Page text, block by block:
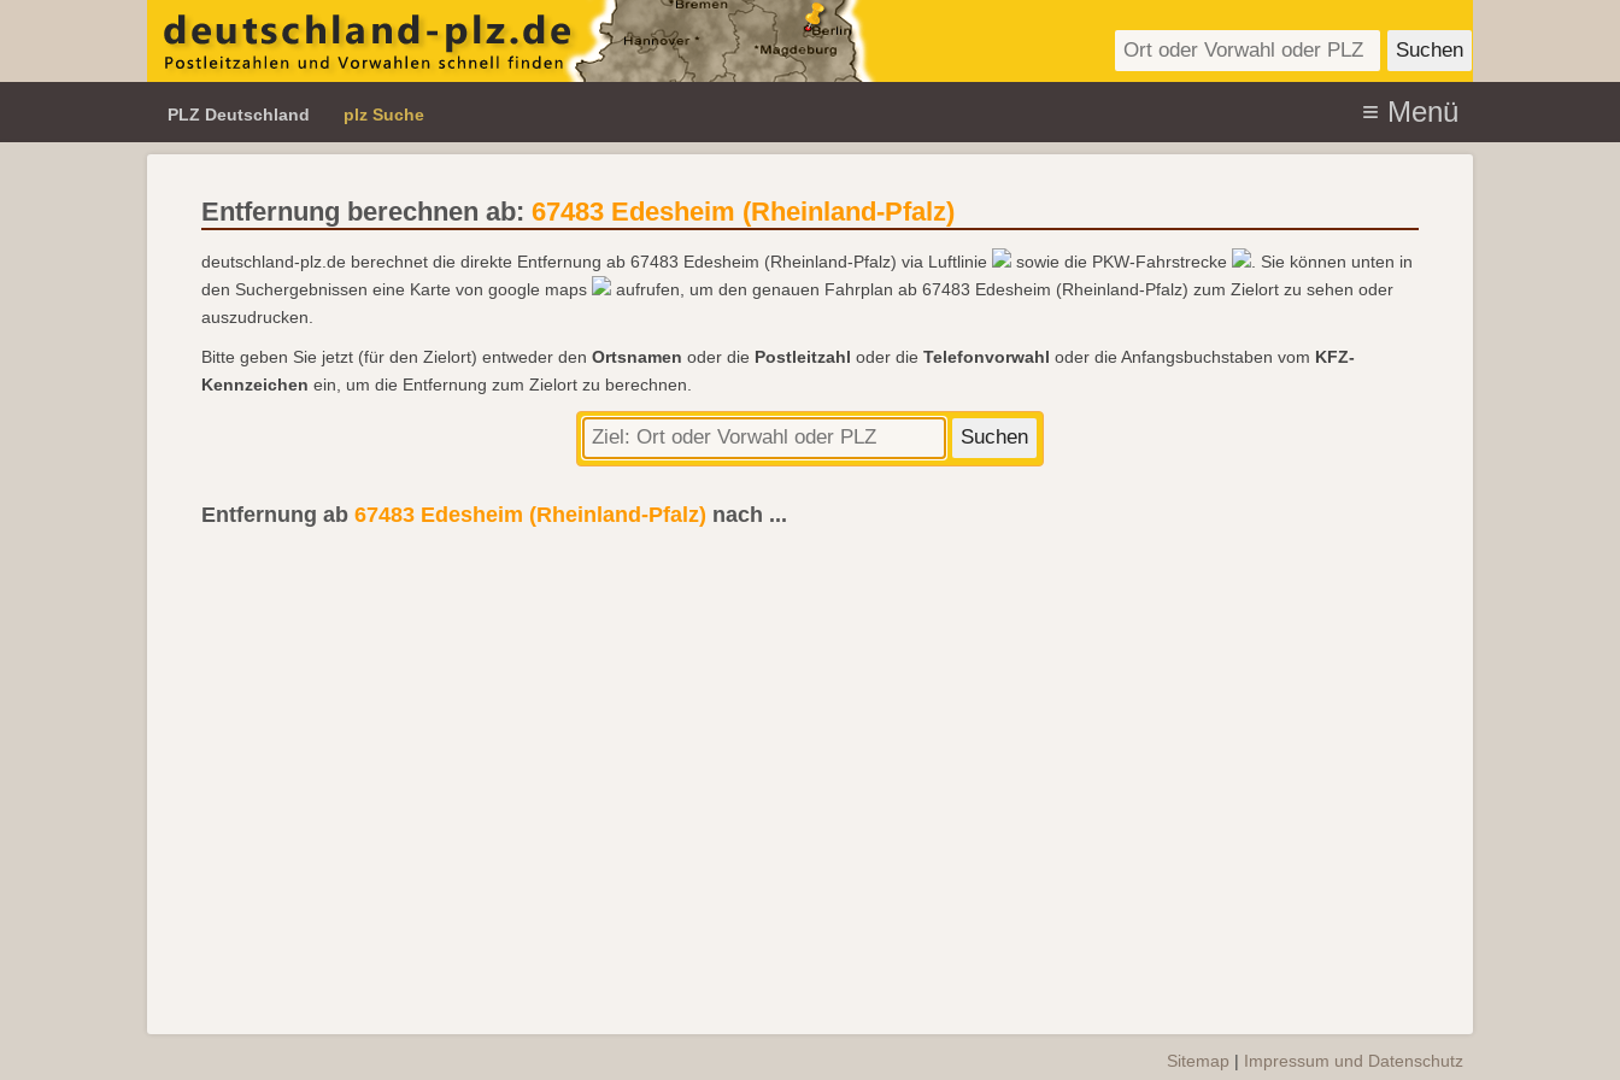
PLZ Deutschland plz Suche
Entfernung berechnen ab: 67483 Edesheim (Rheinland-Pfalz)
deutschland-plz.de berechnet die direkte Entfernung ab 67483 Edesheim (Rheinland-Pfalz) via Luftlinie sowie die PKW-Fahrstrecke
. Sie können unten in
den Suchergebnissen eine Karte von google maps
aufrufen, um den genauen Fahrplan ab 67483 Edesheim (Rheinland-Pfalz) zum Zielort zu sehen oder
auszudrucken.
Bitte geben Sie jetzt (für den Zielort) entweder den Ortsnamen oder die Postleitzahl oder die Telefonvorwahl oder die Anfangsbuchstaben vom KFZ-
Kennzeichen ein, um die Entfernung zum Zielort zu berechnen.
Entfernung ab 67483 Edesheim (Rheinland-Pfalz) nach ...
Sitemap | Impressum und Datenschutz